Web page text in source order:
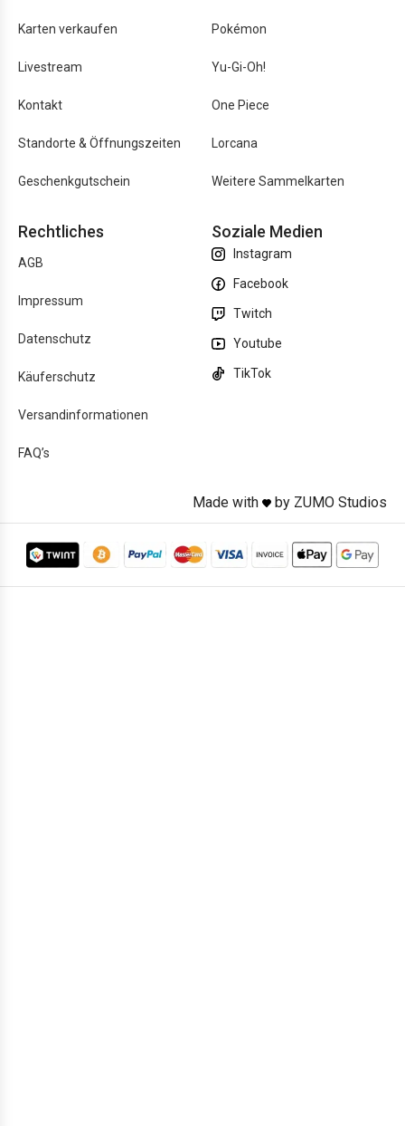
Karten verkaufen
Livestream
Kontakt
Standorte & Öffnungszeiten
Geschenkgutschein
Pokémon
Yu-Gi-Oh!
One Piece
Lorcana
Weitere Sammelkarten
Rechtliches
AGB
Impressum
Datenschutz
Käuferschutz
Versandinformationen
FAQ’s
Soziale Medien
Instagram
Facebook
Twitch
Youtube
TikTok
Made with by ZUMO Studios